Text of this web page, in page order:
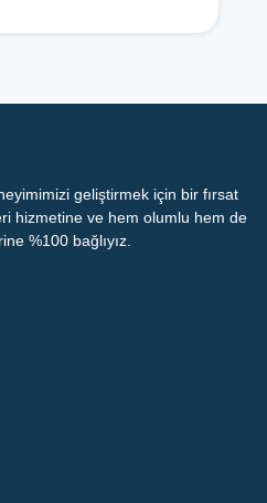
geliştirmek için bir fırsat
hizmetine ve hem olumlu hem de
%100 bağlıyız.